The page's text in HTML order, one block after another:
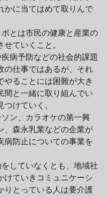
かに当てはめて取りんで
とは市民の健康と産業の
ていくこと。
病予防などの社会的課題
の仕事ではあるが、それ
やることには困難が大き
間と一緒に取り組んでい
けていく。
ン、カラオケの第一興
、森永乳業などの企業が
病防止についての事業を
していなくとも、地域社
けていきコミュニケーシ
りとっている人は要介護